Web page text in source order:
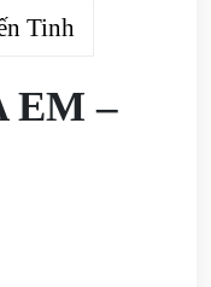
Tinh
EM –